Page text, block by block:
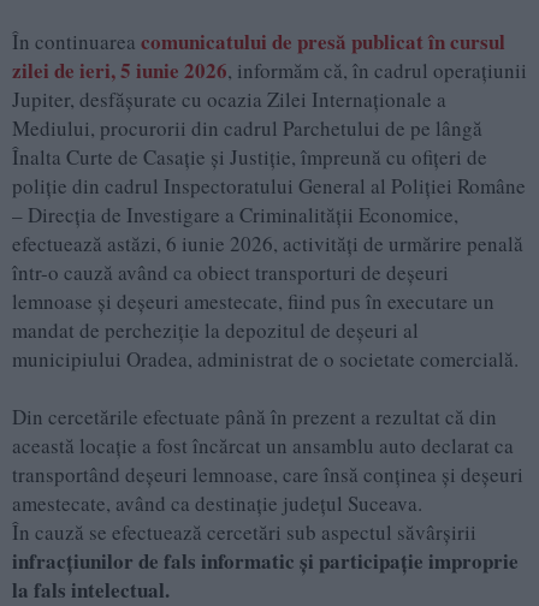
În continuarea comunicatului de presă publicat în cursul
zilei de ieri, 5 iunie 2026, informăm că, în cadrul operațiunii
Jupiter, desfășurate cu ocazia Zilei Internaționale a
Mediului, procurorii din cadrul Parchetului de pe lângă
Înalta Curte de Casație și Justiție, împreună cu ofițeri de
poliție din cadrul Inspectoratului General al Poliției Române
– Direcția de Investigare a Criminalității Economice,
efectuează astăzi, 6 iunie 2026, activități de urmărire penală
într-o cauză având ca obiect transporturi de deșeuri
lemnoase și deșeuri amestecate, fiind pus în executare un
mandat de percheziție la depozitul de deșeuri al
municipiului Oradea, administrat de o societate comercială.
Din cercetările efectuate până în prezent a rezultat că din
această locație a fost încărcat un ansamblu auto declarat ca
transportând deșeuri lemnoase, care însă conținea și deșeuri
amestecate, având ca destinație județul Suceava.
În cauză se efectuează cercetări sub aspectul săvârșirii
infracțiunilor de fals informatic și participație improprie
la fals intelectual.